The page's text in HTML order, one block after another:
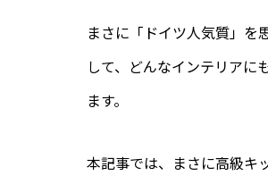
まさに「ドイツ人気質」を
して、どんなインテリアに
ます。
本記事では、まさに高級キ